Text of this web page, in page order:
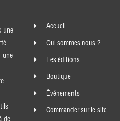
une
une
Accueil
Qui sommes nous ?
Les éditions
Boutique
Événements
Commander sur le site